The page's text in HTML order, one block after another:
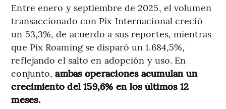
Entre enero y septiembre de 2025, el volumen
transaccionado con Pix Internacional creció
un 53,3%, de acuerdo a sus reportes, mientras
que Pix Roaming se disparó un 1.684,5%,
reflejando el salto en adopción y uso. En
conjunto,ambas operaciones acumulan un
crecimiento del 159,6% en los últimos 12
meses.